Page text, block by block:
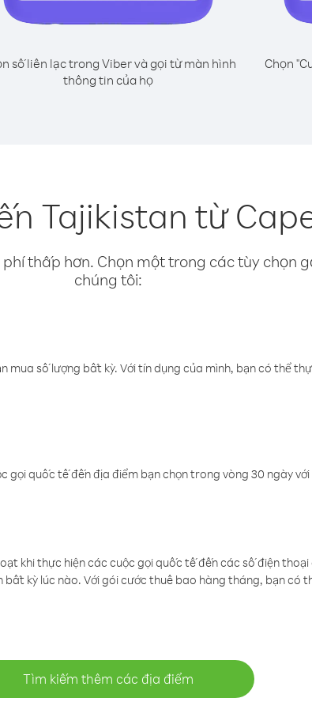
số liên lạc trong Viber và gọi từ màn hình
thông tin của họ
Chọn
Tajikistan từ
thấp hơn. Chọn một trong các tùy chọn
chúng tôi:
số lượng bất kỳ. Với tín dụng của mình, bạn có thể
gọi quốc tế đến địa điểm bạn chọn trong vòng 30 ngày
khi thực hiện các cuộc gọi quốc tế đến các số điện
kỳ lúc nào. Với gói cước thuê bao hàng tháng, bạn có
Tìm kiếm thêm các địa điểm